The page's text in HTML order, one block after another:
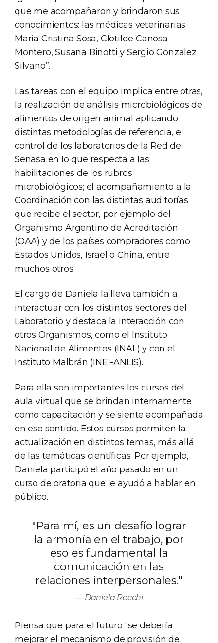
que me acompañaron y brindaron sus
conocimientos: las médicas veterinarias
María Cristina Sosa, Clotilde Canosa
Montero, Susana Binotti y Sergio Gonzalez
Silvano”.
Las tareas con el equipo implica entre otras,
la realización de análisis microbiológicos de
alimentos de origen animal aplicando
distintas metodologías de referencia, el
control de los laboratorios de la Red del
Senasa en lo que respecta a las
habilitaciones de los rubros
microbiológicos; el acompañamiento a la
Coordinación con las distintas auditorías
que recibe el sector, por ejemplo del
Organismo Argentino de Acreditación
(OAA) y de los países compradores como
Estados Unidos, Israel o China, entre
muchos otros.
El cargo de Daniela la lleva también a
interactuar con los distintos sectores del
Laboratorio y destaca la interacción con
otros Organismos, como el Instituto
Nacional de Alimentos (INAL) y con el
Instituto Malbrán (INEI-ANLIS).
Para ella son importantes los cursos del
aula virtual que se brindan internamente
como capacitación y se siente acompañada
en ese sentido. Estos cursos permiten la
actualización en distintos temas, más allá
de las temáticas científicas. Por ejemplo,
Daniela participó el año pasado en un
curso de oratoria que le ayudó a hablar en
público.
"Para mí, es un desafío lograr
la armonía en el trabajo, por
eso es fundamental la
comunicación en las
relaciones interpersonales."
Daniela Rocchi
Piensa que para el futuro “se debería
mejorar el mecanismo de provisión de